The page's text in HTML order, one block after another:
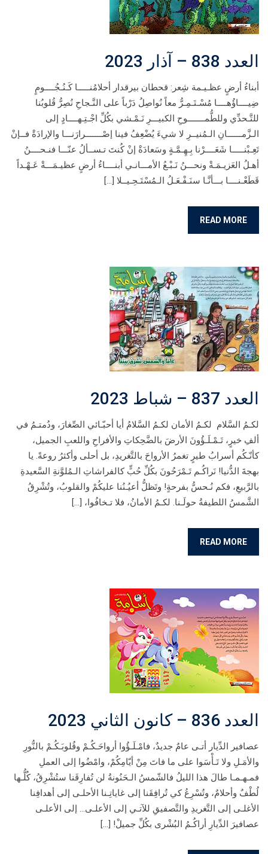
العدد 838 – آذار 2023
أبناءُ أرضٍ عظـيـمة شِعر: قحطان بيرقدار أحلامُنـــــا كَـنُـجُــــومٍ
ضِيــــاؤُهــــا مُسْـتَـمِـرُّ معاً نُواصِلُ دَرْباً على النَّـجاحِ نُصِرُّ قُلوبُنا
للتَّـحدِّي وللطُّمـــــــوحِ الكبيـــرِ نَـمْـشي بكُلِّ اجْـتِـهــــادٍ إلى
الـزَّمــــــانِ الـمُنيــرِ لا شيءَ يُضْعِفُ فينا إصْـــــــرارَنـــا والإرادَةْ فــإنْ
تَعِـبْنـــــا شَعَــــرْنا بِـهِـمَّـةٍ وسَعادَةْ إنْ كُنتَ تـســألُ عنّـــا فنـحــــنُ
أهـلُ العَزيـمَـةْ ونحـــنُ نَـبْـعُ الأمـــانـي أبنــــاءُ أرضٍ عظيـمَـــةْ عَـهْـداً
قَطَعْـنــــا بـــأنَّـا سنَـفْـعَـلُ الـمُسْتَـحِـيــلا […]
READ MORE
العدد 837 – شباط 2023
لكـمُ السَّلام لكـمُ الأمان لكـمُ السَّلامُ أيا أحبّـائي الصِّغارَ، ودُمتـمُ في
ألفِ خيرٍ، تَـمْـلَـؤُونَ الأرضَ بالضَّحِكاتِ والأفراحِ واللعبِ الجميل،
كأنّـكُم أسرابُ طيرٍ تغمرُ الأرواحَ بالتَّغريدِ، بل أحلى وأكثرُ روعةً. يا
بهجةَ الدُّنيا! نَراكُـم تَـمْرَحُونَ بكُلِّ حُبٍّ كالفراشاتِ الـمُلوَّنةِ السَّعيدةِ
بالرَّبيعِ، فكم نُـحسُّ بفرحةٍ! وتَظلُّ أعيُـنُنا عليكُمْ والقلوبُ، وتُشْرِقُ
الشَّمسُ اللطيفةُ حولَـنا. لكـمُ الأمانُ، فلا تـخافُوا، […]
READ MORE
العدد 836 – كانون الثاني 2023
عصافير الدِّيار أتـى عامٌ جديدٌ، فامْـلَـؤُوا أرواحَـكُـمْ وقُلوبَـكُـمْ بالنُّورِ
والأمَـلِ ولا تَـأْسَوا على ما فاتَ مِنْ أيّامِكُمْ، وامْضُوا إلى العملِ
فمـهـمـا طالَ هذا الليلُ فالشّمسُ الـحَنُونةُ لن تُفارِقَنا ستُشْرِقُ، كُلُّـها
لُطْفٌ وأحلامٌ، وتُسْرِعُ كي تُرافِقَنا إلى غاياتِـنا الأحلـى إلى أهدافِنا
الأغلـى إلى التَّغريدِ والتَّصفيقِ للآتـي إلى الأعلـى… إلى الأعلـى
عصافيرَ الدِّيارِ أراكُـمُ البُشْرى بكُلِّ جميلْ! […]